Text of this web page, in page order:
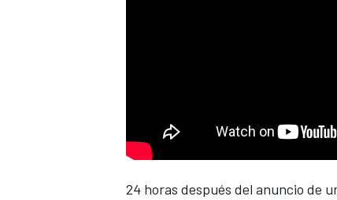
NASCAR CUP
24 horas después del anuncio de